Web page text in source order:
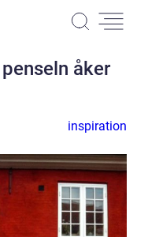
åker
inspiration